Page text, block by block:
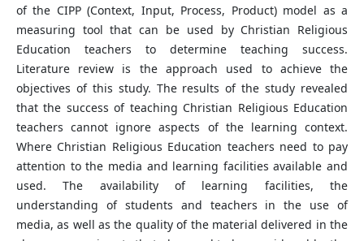
of the CIPP (Context, Input, Process, Product) model as a
measuring tool that can be used by Christian Religious
Education teachers to determine teaching success.
Literature review is the approach used to achieve the
objectives of this study. The results of the study revealed
that the success of teaching Christian Religious Education
teachers cannot ignore aspects of the learning context.
Where Christian Religious Education teachers need to pay
attention to the media and learning facilities available and
used. The availability of learning facilities, the
understanding of students and teachers in the use of
media, as well as the quality of the material delivered in the